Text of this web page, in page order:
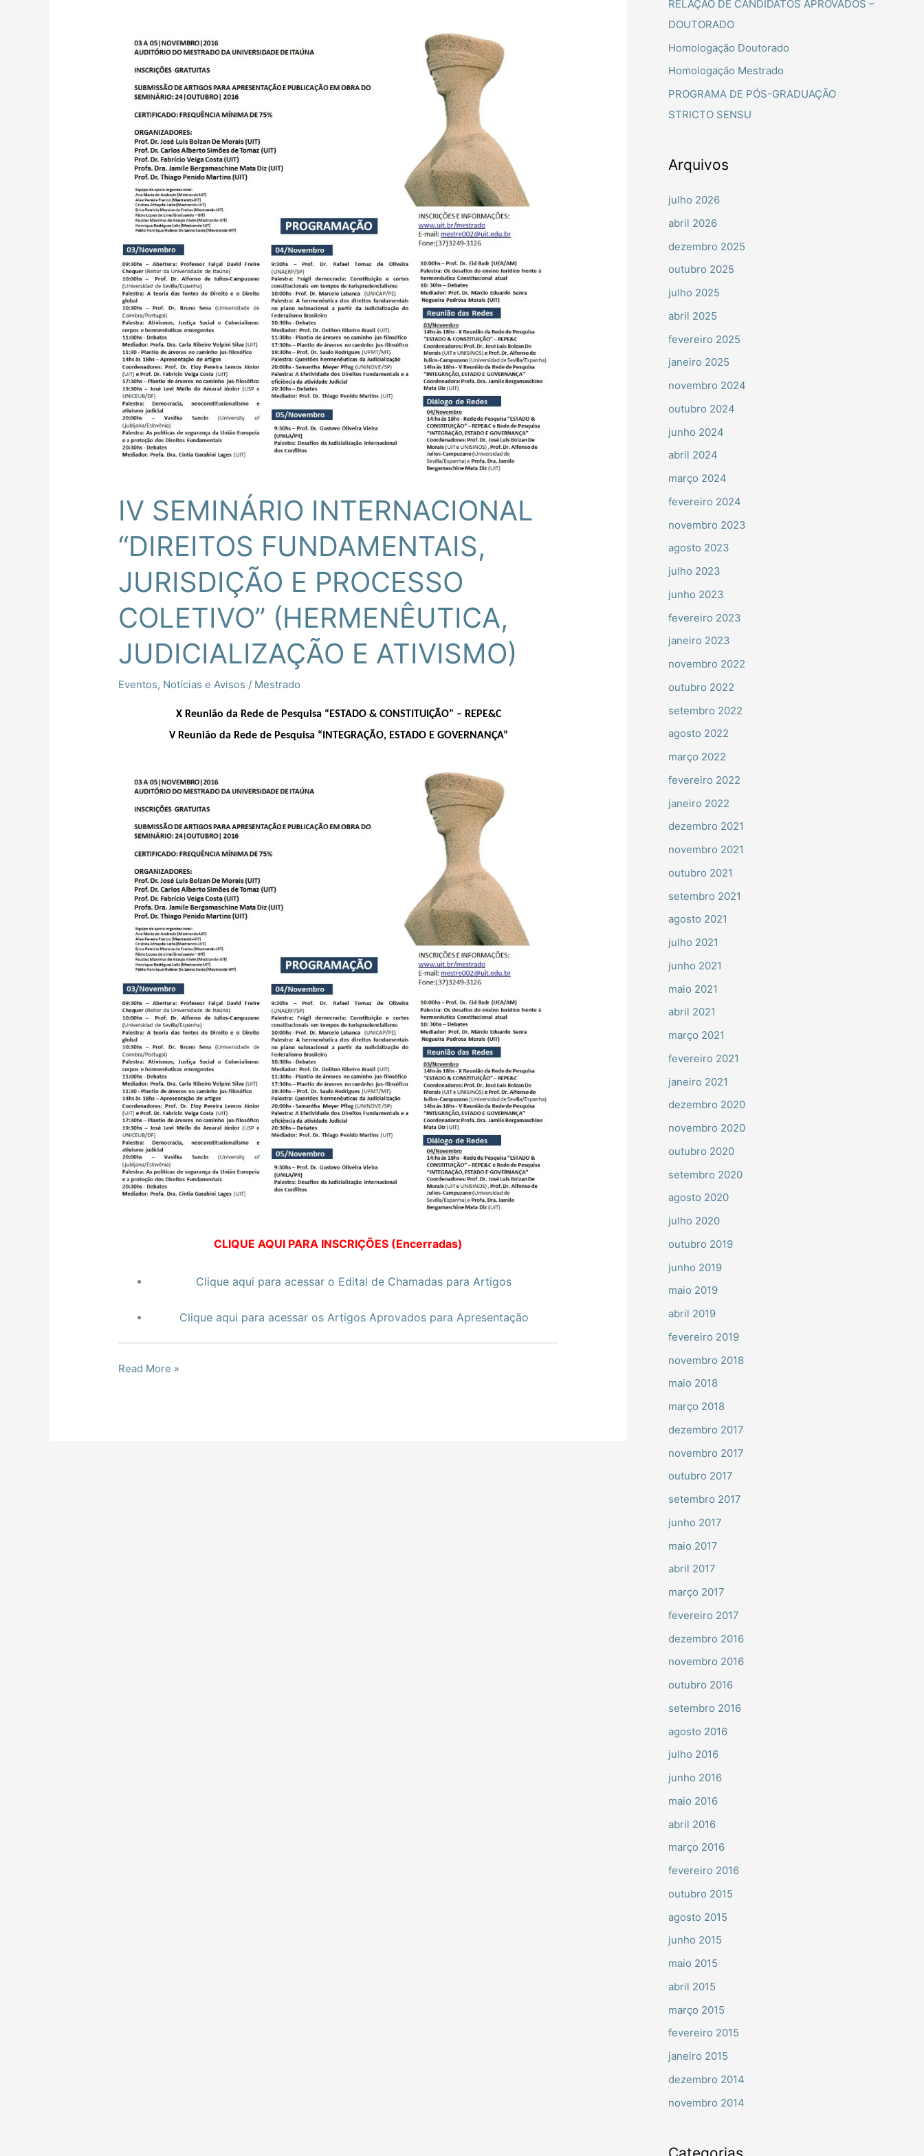
IV SEMINÁRIO INTERNACIONAL
“DIREITOS FUNDAMENTAIS,
JURISDIÇÃO E PROCESSO
COLETIVO” (HERMENÊUTICA,
JUDICIALIZAÇÃO E ATIVISMO)
Eventos, Notícias e Avisos / Mestrado
X Reunião da Rede de Pesquisa “ESTADO & CONSTITUIÇÃO” – REPE&C
V Reunião da Rede de Pesquisa “INTEGRAÇÃO, ESTADO E GOVERNANÇA”
CLIQUE AQUI PARA INSCRIÇÕES (Encerradas)
Clique aqui para acessar o Edital de Chamadas para Artigos
Clique aqui para acessar os Artigos Aprovados para Apresentação
SEMINÁRIO
INTERNACIONAL
“DIREITOS
PROCESSO
COLETIVO”
(HERMENÊUTICA,
JUDICIALIZAÇÃO
ATIVISMO)
Read More »
o
r
:
RELAÇÃO DE CANDIDATOS APROVADOS –
DOUTORADO
Homologação Doutorado
Homologação Mestrado
PROGRAMA DE PÓS-GRADUAÇÃO
STRICTO SENSU
Arquivos
julho 2026
abril 2026
dezembro 2025
outubro 2025
julho 2025
abril 2025
fevereiro 2025
janeiro 2025
novembro 2024
outubro 2024
junho 2024
abril 2024
março 2024
fevereiro 2024
novembro 2023
agosto 2023
julho 2023
junho 2023
fevereiro 2023
janeiro 2023
novembro 2022
outubro 2022
setembro 2022
agosto 2022
março 2022
fevereiro 2022
janeiro 2022
dezembro 2021
novembro 2021
outubro 2021
setembro 2021
agosto 2021
julho 2021
junho 2021
maio 2021
abril 2021
março 2021
fevereiro 2021
janeiro 2021
dezembro 2020
novembro 2020
outubro 2020
setembro 2020
agosto 2020
julho 2020
outubro 2019
junho 2019
maio 2019
abril 2019
fevereiro 2019
novembro 2018
maio 2018
março 2018
dezembro 2017
novembro 2017
outubro 2017
setembro 2017
junho 2017
maio 2017
abril 2017
março 2017
fevereiro 2017
dezembro 2016
novembro 2016
outubro 2016
setembro 2016
agosto 2016
julho 2016
junho 2016
maio 2016
abril 2016
março 2016
fevereiro 2016
outubro 2015
agosto 2015
junho 2015
maio 2015
abril 2015
março 2015
fevereiro 2015
janeiro 2015
dezembro 2014
novembro 2014